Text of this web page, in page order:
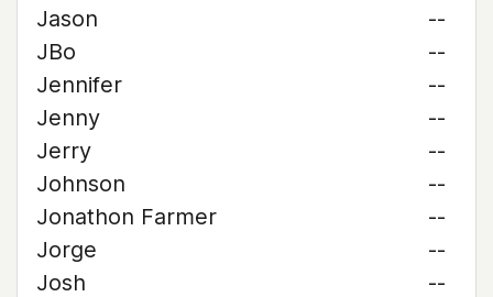
Jason
--
JBo
--
Jennifer
--
Jenny
--
Jerry
--
Johnson
--
Jonathon Farmer
--
Jorge
--
Josh
--